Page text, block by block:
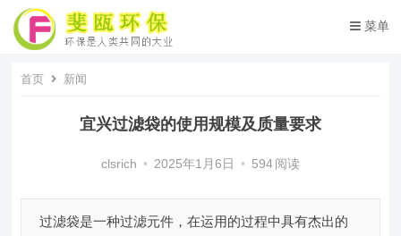
菜单
首页 新闻
宜兴过滤袋的使用规模及质量要求
clsrich • 2025年1月6日 • 594 阅读
过滤袋是一种过滤元件，在运用的过程中具有杰出的